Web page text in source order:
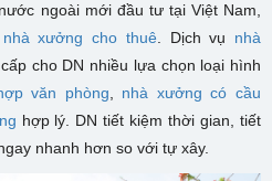
ngoài mới đầu tư tại Việt Nam,
nhà xưởng cho thuê. Dịch vụ nhà
cho DN nhiều lựa chọn loại hình
văn phòng
nhà xưởng có cầu
hợp lý. DN tiết kiệm thời gian, tiết
nhanh hơn so với tự xây.